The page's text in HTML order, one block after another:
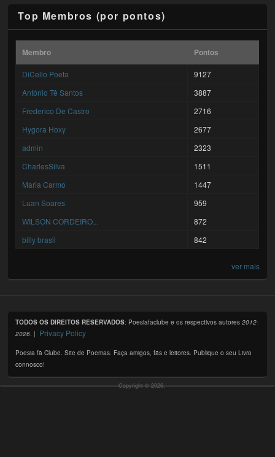
Top Membros (por pontos)
Membro Pontos
DiCello Poeta
9127
António Tê Santos
3887
Frederico De Castro
2716
Hygora Hoxy
2677
admin
2323
CharlesSilva
1511
Maria Carmo
1447
Luan Soares
959
WILSON CORDEIRO...
872
billy brasil
842
ver mais
TODOS OS DIREITOS RESERVADOS: Poesiafaclube e os respectivos autores2012-
2026. | Privacy Policy
Poesia fã Clube. Site de Poemas. Faça amigos, fãs e leitores. Publique o seu Livro
connosco!
Copyright © 2026,